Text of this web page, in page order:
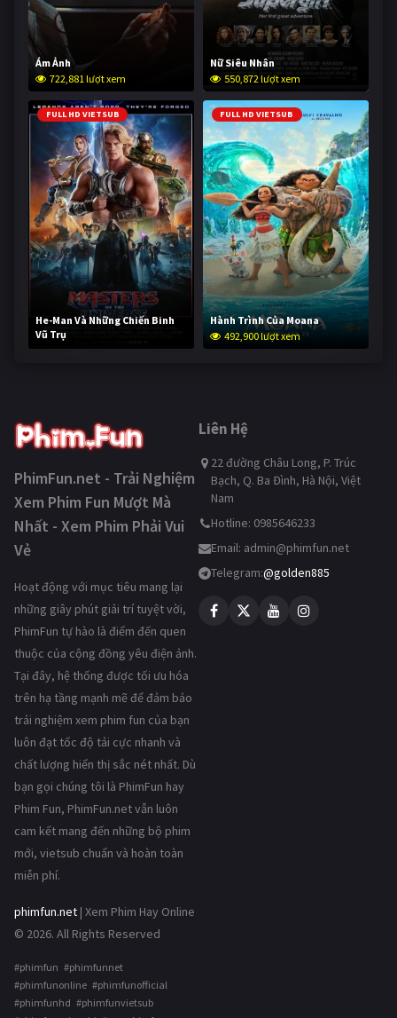
Ám Ảnh
722,881 lượt xem
Nữ Siêu Nhân
550,872 lượt xem
FULL HD VIETSUB
He-Man Và Những Chiến Binh
Vũ Trụ
241,826 lượt xem
FULL HD VIETSUB
Hành Trình Của Moana
492,900 lượt xem
PhimFun.net - Trải Nghiệm
Xem Phim Fun Mượt Mà
Nhất - Xem Phim Phải Vui
Vẻ
Hoạt động với mục tiêu mang lại
những giây phút giải trí tuyệt vời,
PhimFun tự hào là điểm đến quen
thuộc của cộng đồng yêu điện ảnh.
Tại đây, hệ thống được tối ưu hóa
trên hạ tầng mạnh mẽ để đảm bảo
trải nghiệm xem phim fun của bạn
luôn đạt tốc độ tải cực nhanh và
chất lượng hiển thị sắc nét nhất. Dù
bạn gọi chúng tôi là PhimFun hay
Phim Fun, PhimFun.net vẫn luôn
cam kết mang đến những bộ phim
mới, vietsub chuẩn và hoàn toàn
miễn phí.
phimfun.net | Xem Phim Hay Online
© 2026. All Rights Reserved
#phimfun #phimfunnet
#phimfunonline #phimfunofficial
#phimfunhd #phimfunvietsub
Liên Hệ
22 đường Châu Long, P. Trúc
Bạch, Q. Ba Đình, Hà Nội, Việt
Nam
Hotline: 0985646233
Email: admin@phimfun.net
Telegram:@golden885